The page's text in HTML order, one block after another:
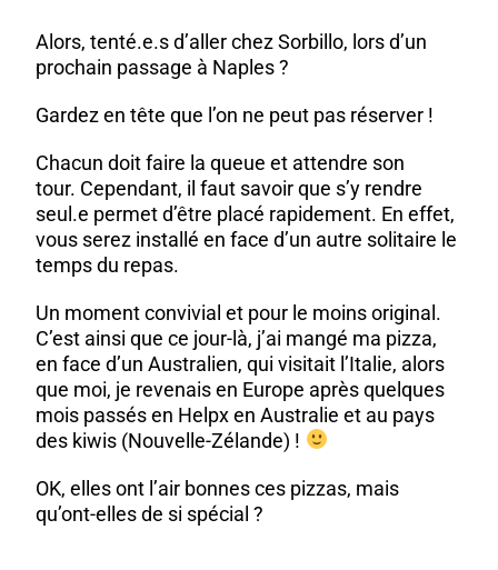
Alors, tenté.e.s d’aller chez Sorbillo, lors d’un
prochain passage à Naples ?
Gardez en tête que l’on ne peut pas réserver !
Chacun doit faire la queue et attendre son
tour. Cependant, il faut savoir que s’y rendre
seul.e permet d’être placé rapidement. En effet,
vous serez installé en face d’un autre solitaire le
temps du repas.
Un moment convivial et pour le moins original.
C’est ainsi que ce jour-là, j’ai mangé ma pizza,
en face d’un Australien, qui visitait l’Italie, alors
que moi, je revenais en Europe après quelques
mois passés en Helpx en Australie et au pays
des kiwis (Nouvelle-Zélande) !
OK, elles ont l’air bonnes ces pizzas, mais
qu’ont-elles de si spécial ?